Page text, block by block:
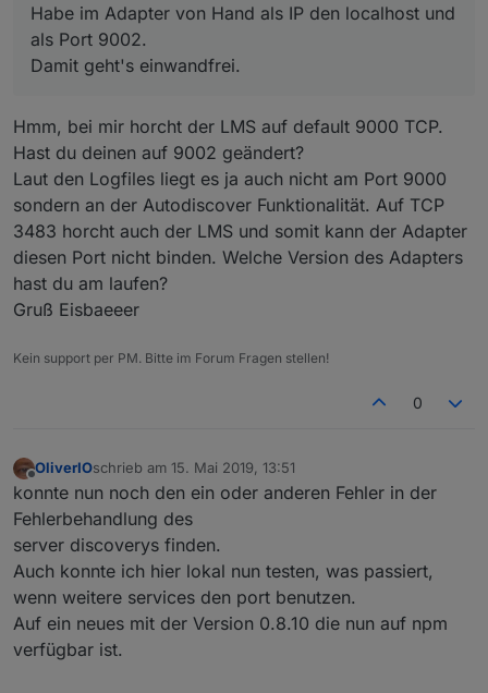
Habe im Adapter von Hand als IP den localhost und
als Port 9002.
Damit geht's einwandfrei.
Hmm, bei mir horcht der LMS auf default 9000 TCP.
Hast du deinen auf 9002 geändert?
Laut den Logfiles liegt es ja auch nicht am Port 9000
sondern an der Autodiscover Funktionalität. Auf TCP
3483 horcht auch der LMS und somit kann der Adapter
diesen Port nicht binden. Welche Version des Adapters
hast du am laufen?
Gruß Eisbaeeer
Kein support per PM. Bitte im Forum Fragen stellen!
0
Offline
OliverIOschrieb am 15. Mai 2019, 13:51
zuletzt editiert von
konnte nun noch den ein oder anderen Fehler in der
Fehlerbehandlung des
server discoverys finden.
Auch konnte ich hier lokal nun testen, was passiert,
wenn weitere services den port benutzen.
Auf ein neues mit der Version 0.8.10 die nun auf npm
verfügbar ist.